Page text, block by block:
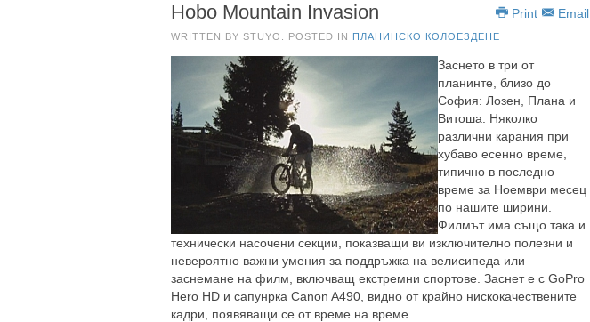
Email
Print
Hobo Mountain Invasion
WRITTEN BY STUYO. POSTED IN ПЛАНИНСКО КОЛОЕЗДЕНЕ
Заснето в три от
планинте, близо до
София: Лозен, Плана и
Витоша. Няколко
различни карания при
хубаво есенно време,
типично в последно
време за Ноември месец
по нашите ширини.
Филмът има също така и
технически насочени секции, показващи ви изключително полезни и
невероятно важни умения за поддръжка на велисипеда или
заснемане на филм, включващ екстремни спортове. Заснет е с GoPro
Hero HD и сапунрка Canon A490, видно от крайно нискокачествените
кадри, появяващи се от време на време.